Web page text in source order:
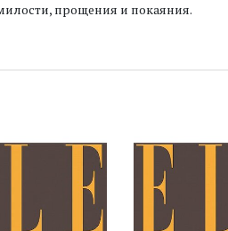
прощения и покаяния.